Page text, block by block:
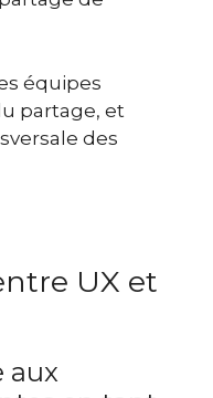
équipes
partage, et
des
UX et
aux